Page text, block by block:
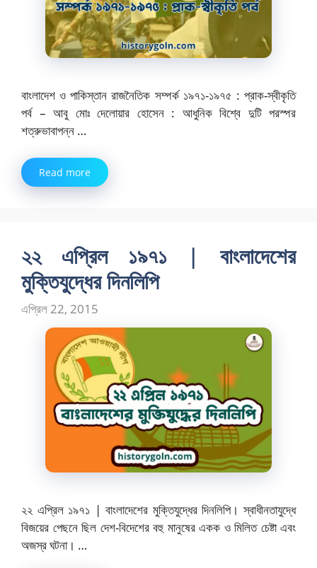
বাংলাদেশ ও পাকিস্তান রাজনৈতিক সম্পর্ক ১৯৭১-১৯৭৫ : প্রাক-স্বীকৃতি
পর্ব – আবু মোঃ দেলোয়ার হোসেন : আধুনিক বিশ্বে দুটি পরস্পর
শত্রুভাবাপন্ন …
Read more
২২ এপ্রিল ১৯৭১ | বাংলাদেশের
মুক্তিযুদ্ধের দিনলিপি
এপ্রিল 22, 2015
২২ এপ্রিল ১৯৭১ | বাংলাদেশের মুক্তিযুদ্ধের দিনলিপি। স্বাধীনতাযুদ্ধে
বিজয়ের পেছনে ছিল দেশ-বিদেশের বহু মানুষের একক ও মিলিত চেষ্টা এবং
অজস্র ঘটনা। …